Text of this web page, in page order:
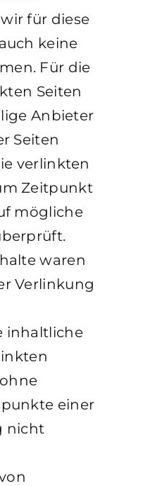
für diese
keine
Für die
Seiten
Anbieter
Seiten
verlinkten
Zeitpunkt
mögliche
waren
Verlinkung
inhaltliche
einer
nicht